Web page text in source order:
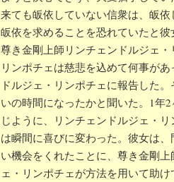
来ても皈依していない信衆は、皈
皈依を求めることを恐れていたと
尊き金剛上師リンチェンドルジェ
リンポチェは慈悲を込めて何事が
ドルジェ・リンポチェに報告した
いの時間になったかと聞いた。1年
じように、リンチェンドルジェ・
は瞬間に喜びに変わった。彼女は
い機会をくれたことに、尊き金剛
ェ・リンポチェが方法を用いて助